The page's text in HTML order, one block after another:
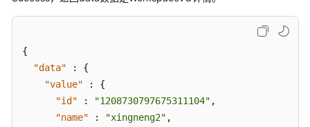
接
口
业
{
"data"
:
{
"value"
:
{
"id"
: "1208730797675311104" ,
"name"
: "xingneng2" ,